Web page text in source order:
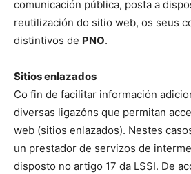
comunicación pública, posta a
reutilización do sitio web, os seus
distintivos de PNO.
Sitios enlazados
Co fin de facilitar información
diversas ligazóns que permitan
web (sitios enlazados). Nestes
un prestador de servizos de
disposto no artigo 17 da LSSI. De